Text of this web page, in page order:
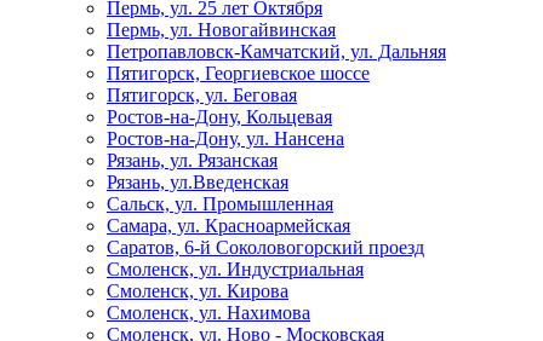
Пермь, ул. 25 лет Октября
Пермь, ул. Новогайвинская
Петропавловск-Камчатский, ул. Дальняя
Пятигорск, Георгиевское шоссе
Пятигорск, ул. Беговая
Ростов-на-Дону, Кольцевая
Ростов-на-Дону, ул. Нансена
Рязань, ул. Рязанская
Рязань, ул.Введенская
Сальск, ул. Промышленная
Самара, ул. Красноармейская
Саратов, 6-й Соколовогорский проезд
Смоленск, ул. Индустриальная
Смоленск, ул. Кирова
Смоленск, ул. Нахимова
Смоленск, ул. Ново - Московская